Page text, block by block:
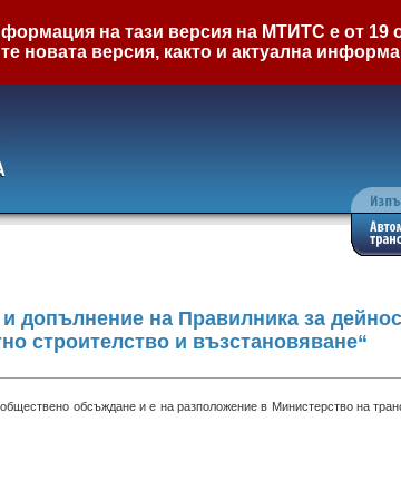
на тази версия на МТИТС е от 19
новата версия, както и актуална
допълнение на Правилника за
строителство и възстановяване“
обсъждане и е на разположение в Министерство на